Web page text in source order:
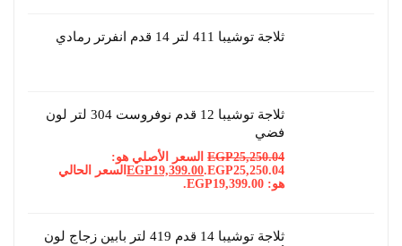
ثلاجة توشيبا 411 لتر 14 قدم انفرتر رمادي
ثلاجة توشيبا 12 قدم نوفروست 304 لتر لون
فضي
EGP25,250.04
السعر الأصلي هو:
EGP25,250.04.
EGP19,399.00
السعر الحالي
هو: EGP19,399.00.
ثلاجة توشيبا 14 قدم 419 لتر بابين زجاج لون